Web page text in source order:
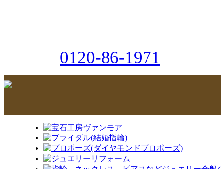
0120-86-1971